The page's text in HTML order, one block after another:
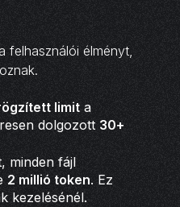
felhasználói élményt,
limit a
dolgozott 30+
minden fájl
2 millió token. Ez
kezelésénél.